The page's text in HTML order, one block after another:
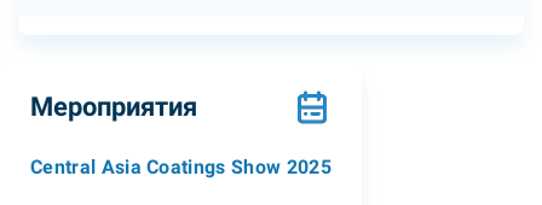
Мероприятия
Central Asia Coatings Show 2025